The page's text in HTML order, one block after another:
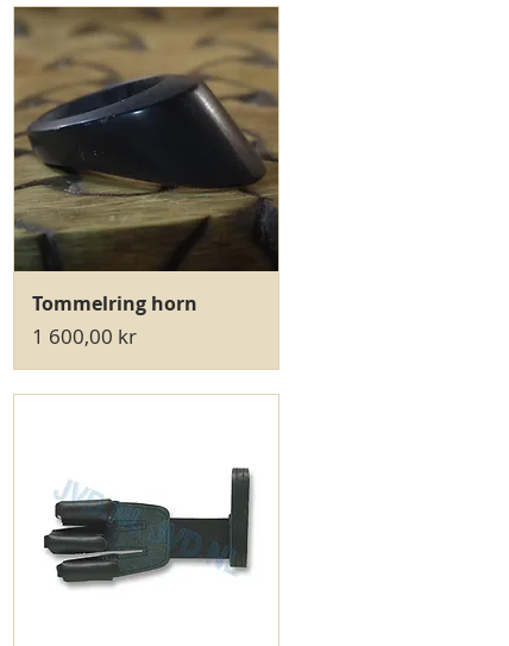
Hurtigvisning
Tommelring horn
Pris
1 600,00 kr